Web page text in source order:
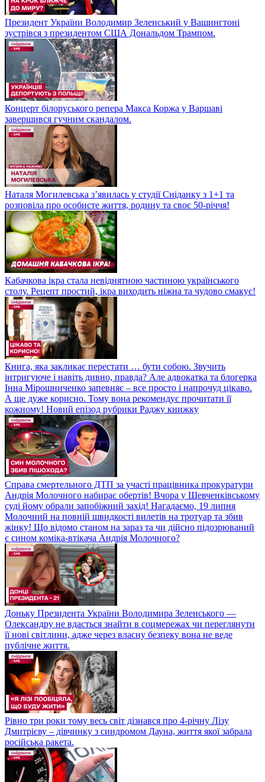
Президент України Володимир Зеленський у Вашингтоні
зустрівся з президентом США Дональдом Трампом.
Концерт білоруського репера Макса Коржа у Варшаві
завершився гучним скандалом.
Наталя Могилевська з’явилась у студії Сніданку з 1+1 та
розповіла про особисте життя, родину та своє 50-річчя!
Кабачкова ікра стала невіднятною частиною українського
столу. Рецепт простий, ікра виходить ніжна та чудово смакує!
Книга, яка закликає перестати … бути собою. Звучить
інтригуюче і навіть дивно, правда? Але адвокатка та блогерка
Інна Мірошниченко запевняє – все просто і напрочуд цікаво.
А ще дуже корисно. Тому вона рекомендує прочитати її
кожному! Новий епізод рубрики Раджу книжку
Справа смертельного ДТП за участі працівника прокуратури
Андрія Молочного набирає обертів! Вчора у Шевченківському
суді йому обрали запобіжний захід! Нагадаємо, 19 липня
Молочний на повній швидкості вилетів на тротуар та збив
жінку! Що відомо станом на зараз та чи дійсно підозрюваний
є сином коміка-втікача Андрія Молочного?
Доньку Президента України Володимира Зеленського —
Олександру не вдасться знайти в соцмережах чи переглянути
її нові світлини, адже через власну безпеку вона не веде
публічне життя.
Рівно три роки тому весь світ дізнався про 4-річну Лізу
Дмитрієву – дівчинку з синдромом Дауна, життя якої забрала
російська ракета.